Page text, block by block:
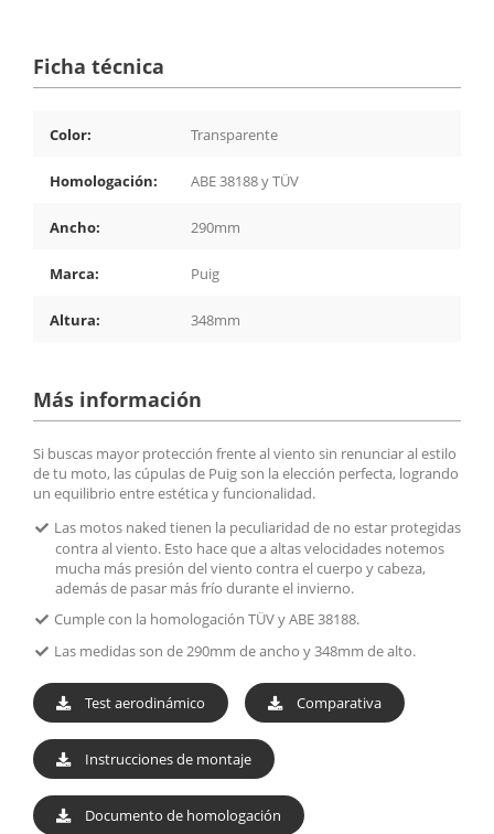
Ficha técnica
Color: Transparente
Homologación: ABE 38188 y TÜV
Ancho: 290mm
Marca: Puig
Altura: 348mm
Más información
Si buscas mayor protección frente al viento sin renunciar al estilo
de tu moto, las cúpulas de Puig son la elección perfecta, logrando
un equilibrio entre estética y funcionalidad.
Las motos naked tienen la peculiaridad de no estar protegidas
contra al viento. Esto hace que a altas velocidades notemos
mucha más presión del viento contra el cuerpo y cabeza,
además de pasar más frío durante el invierno.
Cumple con la homologación TÜV y ABE 38188.
Las medidas son de 290mm de ancho y 348mm de alto.
Test aerodinámico Comparativa
Instrucciones de montaje
Documento de homologación